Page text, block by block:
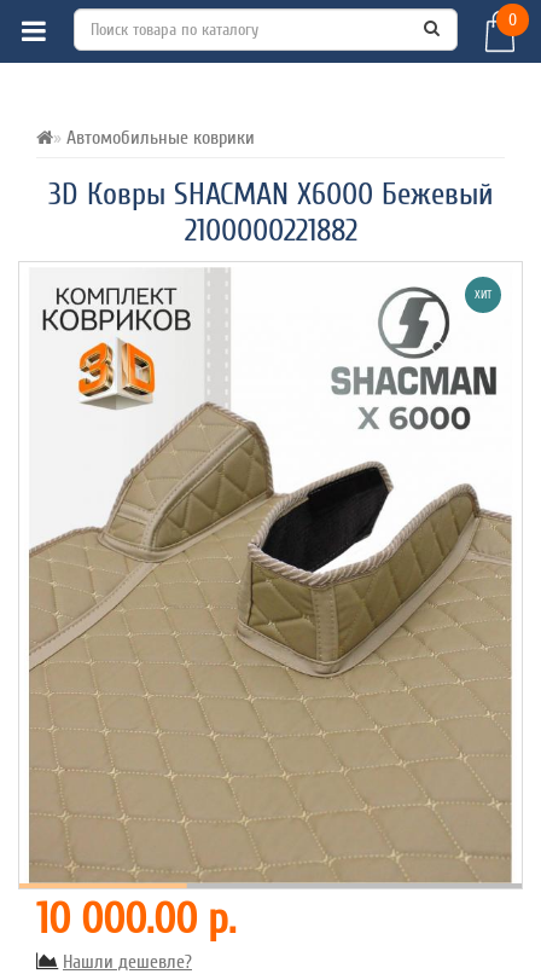
0
Автомобильные коврики
3D Ковры SHACMAN X6000 Бежевый
2100000221882
ВСЕ О ТОВАРЕ ХАРАКТЕРИСТИКИ
ХИТ
10 000.00 р.
Нашли дешевле?